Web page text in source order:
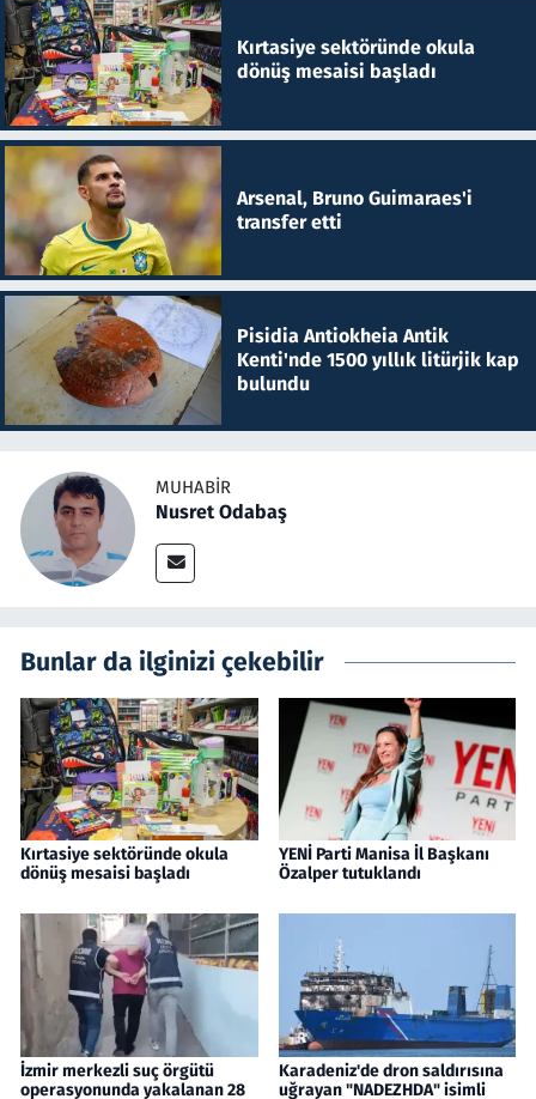
Kırtasiye sektöründe okula
dönüş mesaisi başladı
Arsenal, Bruno Guimaraes'i
transfer etti
Pisidia Antiokheia Antik
Kenti'nde 1500 yıllık litürjik kap
bulundu
MUHABIR
Nusret Odabaş
Bunlar da ilginizi çekebilir
Kırtasiye sektöründe okula
dönüş mesaisi başladı
YENİ Parti Manisa İl Başkanı
Özalper tutuklandı
İzmir merkezli suç örgütü
operasyonunda yakalanan 28
Karadeniz'de dron saldırısına
uğrayan "NADEZHDA" isimli